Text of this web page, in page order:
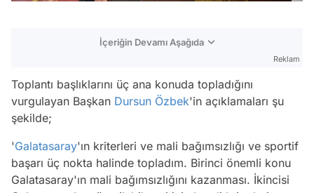
İçeriğin Devamı Aşağıda
Reklam
Toplantı başlıklarını üç ana konuda topladığını
vurgulayan Başkan Dursun Özbek'in açıklamaları şu
şekilde;
'Galatasaray'ın kriterleri ve mali bağımsızlığı ve sportif
başarı üç nokta halinde topladım. Birinci önemli konu
Galatasaray'ın mali bağımsızlığını kazanması. İkincisi